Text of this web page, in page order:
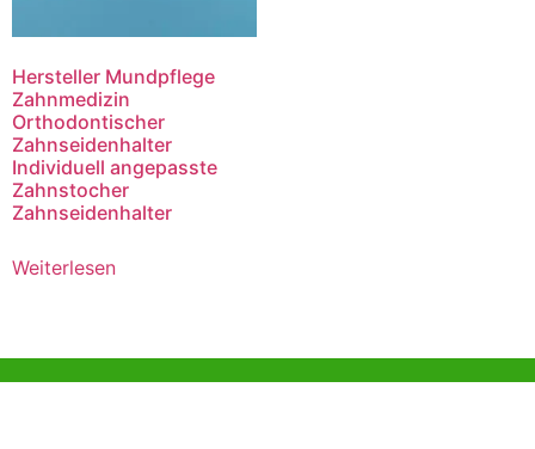
Hersteller Mundpflege
Zahnmedizin
Orthodontischer
Zahnseidenhalter
Individuell angepasste
Zahnstocher
Zahnseidenhalter
Weiterlesen